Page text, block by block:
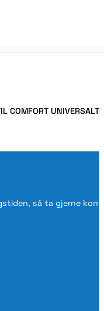
COMFORT UNIVERSALT
så ta gjerne